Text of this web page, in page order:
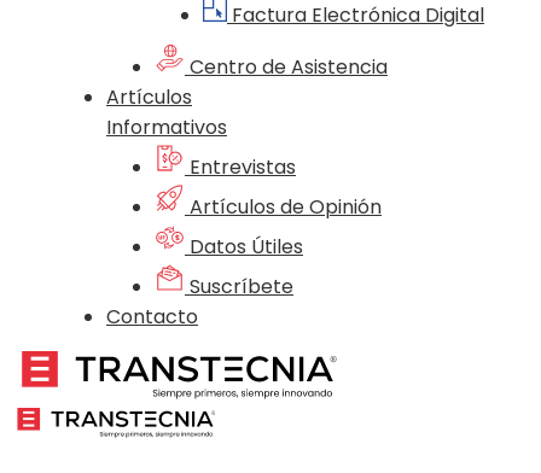
Factura Electrónica Digital
Centro de Asistencia
Artículos
Informativos
Entrevistas
Artículos de Opinión
Datos Útiles
Suscríbete
Contacto